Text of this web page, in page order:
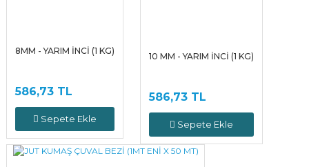
8MM - YARIM İNCİ (1 KG)
586,73 TL
Sepete Ekle
10 MM - YARIM İNCİ (1 KG)
586,73 TL
Sepete Ekle